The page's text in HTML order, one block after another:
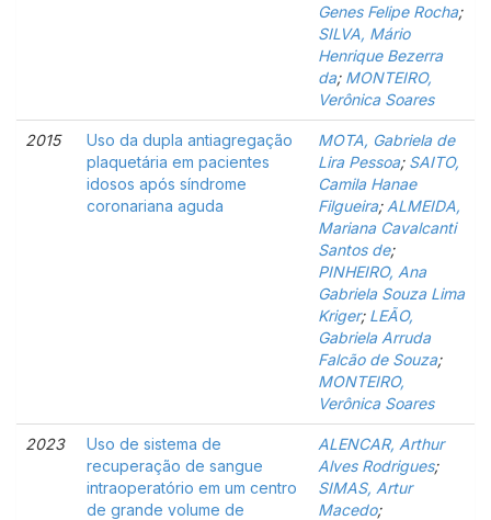
Genes Felipe Rocha;
SILVA, Mário
Henrique Bezerra
da; MONTEIRO,
Verônica Soares
2015
Uso da dupla antiagregação
plaquetária em pacientes
idosos após síndrome
coronariana aguda
MOTA, Gabriela de
Lira Pessoa; SAITO,
Camila Hanae
Filgueira; ALMEIDA,
Mariana Cavalcanti
Santos de;
PINHEIRO, Ana
Gabriela Souza Lima
Kriger; LEÃO,
Gabriela Arruda
Falcão de Souza;
MONTEIRO,
Verônica Soares
2023
Uso de sistema de
recuperação de sangue
intraoperatório em um centro
de grande volume de
ALENCAR, Arthur
Alves Rodrigues;
SIMAS, Artur
Macedo;